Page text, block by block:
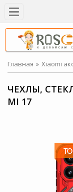
Главная Xiaomi
ЧЕХЛЫ,
MI 17